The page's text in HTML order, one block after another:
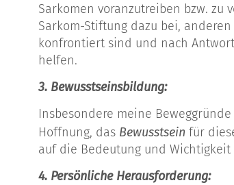
Sarkomen voranzutreiben bzw. zu
Sarkom-Stiftung dazu bei,
konfrontiert sind und nach
helfen.
3. Bewusstseinsbildung:
Insbesondere meine
Hoffnung, das Bewusstsein für
auf die Bedeutung und
4. Persönliche Herausforderung: